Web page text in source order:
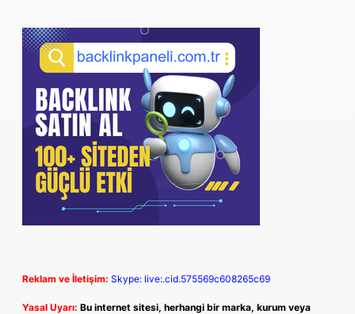
Reklam ve İletişim: Skype: live:.cid.575569c608265c69
Yasal Uyarı: Bu internet sitesi, herhangi bir marka, kurum veya